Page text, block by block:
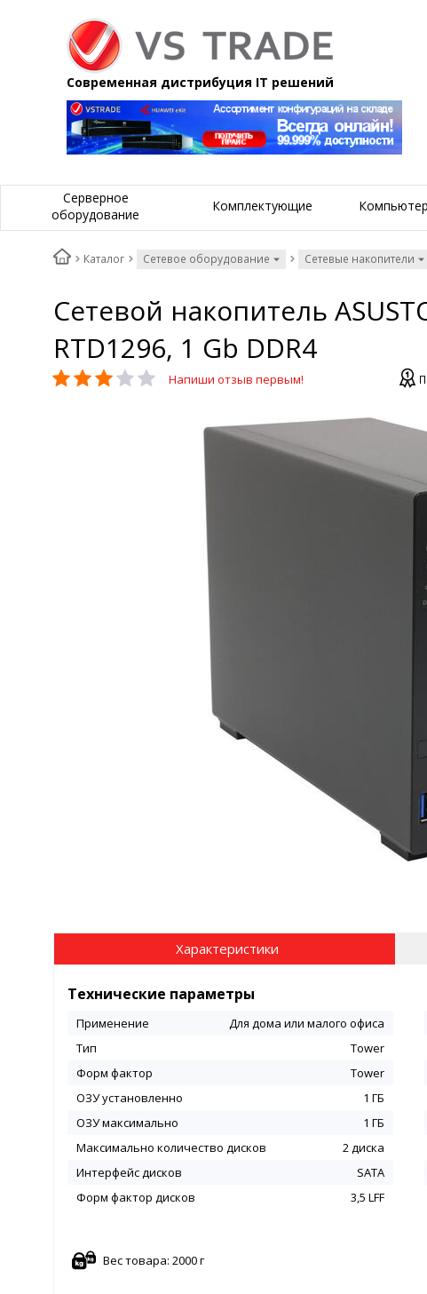
Современная дистрибуция IT решений
Серверное
оборудование
Комплектующие
Каталог Сетевое оборудование Сетевые накопители
Сетевой накопитель
RTD1296, 1 Gb DDR4
Напиши отзыв первым!
Характеристики
Технические параметры
Применение
Для дома или малого офиса
Тип
Tower
Форм фактор
Tower
ОЗУ установленно
1 ГБ
ОЗУ максимально
1 ГБ
Максимально количество дисков
2 диска
Интерфейс дисков
SATA
Форм фактор дисков
3,5 LFF
Вес товара: 2000 г